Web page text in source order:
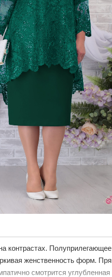
контрастах.
женственность форм.
смотрится углубленная